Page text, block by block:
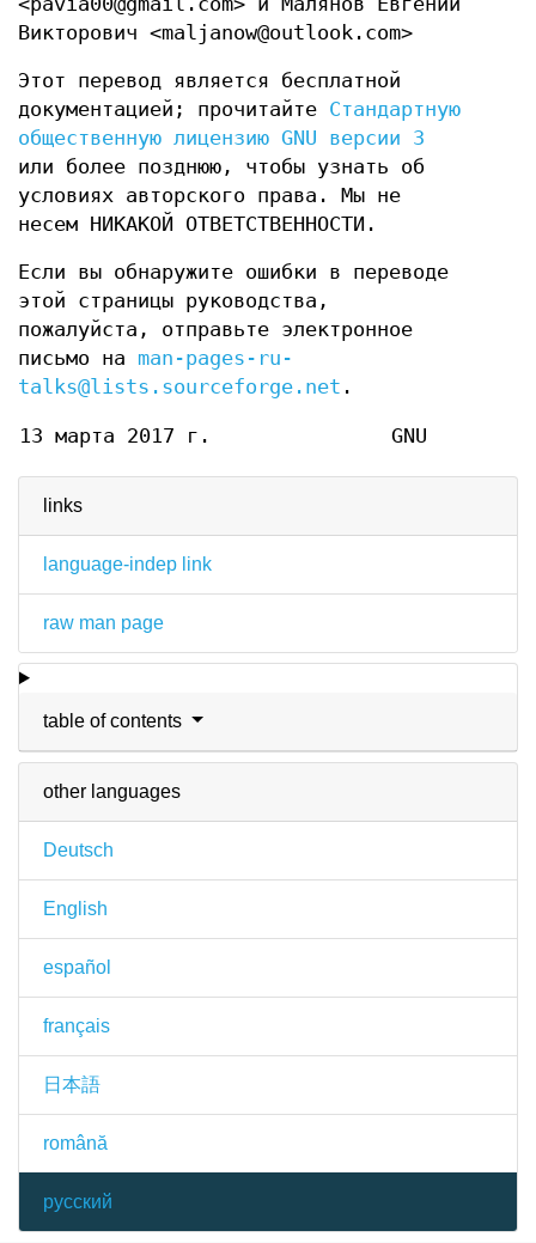
links
language-indep link
raw man page
table of contents
other languages
Deutsch
English
español
français
日本語
română
русский
Викторович <maljanow@outlook.com>
Этот перевод является бесплатной
документацией; прочитайте Стандартную
общественную лицензию GNU версии 3
или более позднюю, чтобы узнать об
условиях авторского права. Мы не
несем НИКАКОЙ ОТВЕТСТВЕННОСТИ.
Если вы обнаружите ошибки в переводе
этой страницы руководства,
пожалуйста, отправьте электронное
письмо на man-pages-ru-
talks@lists.sourceforge.net .
13 марта 2017 г. GNU